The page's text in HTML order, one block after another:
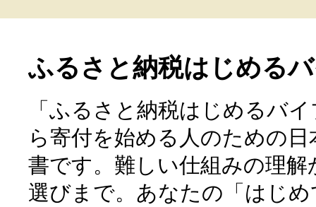
ふるさと納税はじめる
「ふるさと納税はじめるバ
ら寄付を始める人のための
書です。難しい仕組みの理
選びまで。あなたの「はじ